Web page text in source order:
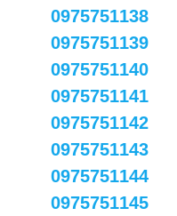
0975751138
0975751139
0975751140
0975751141
0975751142
0975751143
0975751144
0975751145